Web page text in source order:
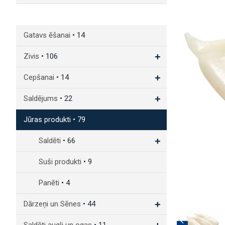
Gatavs ēšanai • 14
Zivis • 106 +
Cepšanai • 14 +
Saldējums • 22 +
Jūras produkti • 79
Saldēti • 66 +
Suši produkti • 9
Panēti • 4
Dārzeņi un Sēnes • 44 +